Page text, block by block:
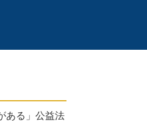
ある」公益法